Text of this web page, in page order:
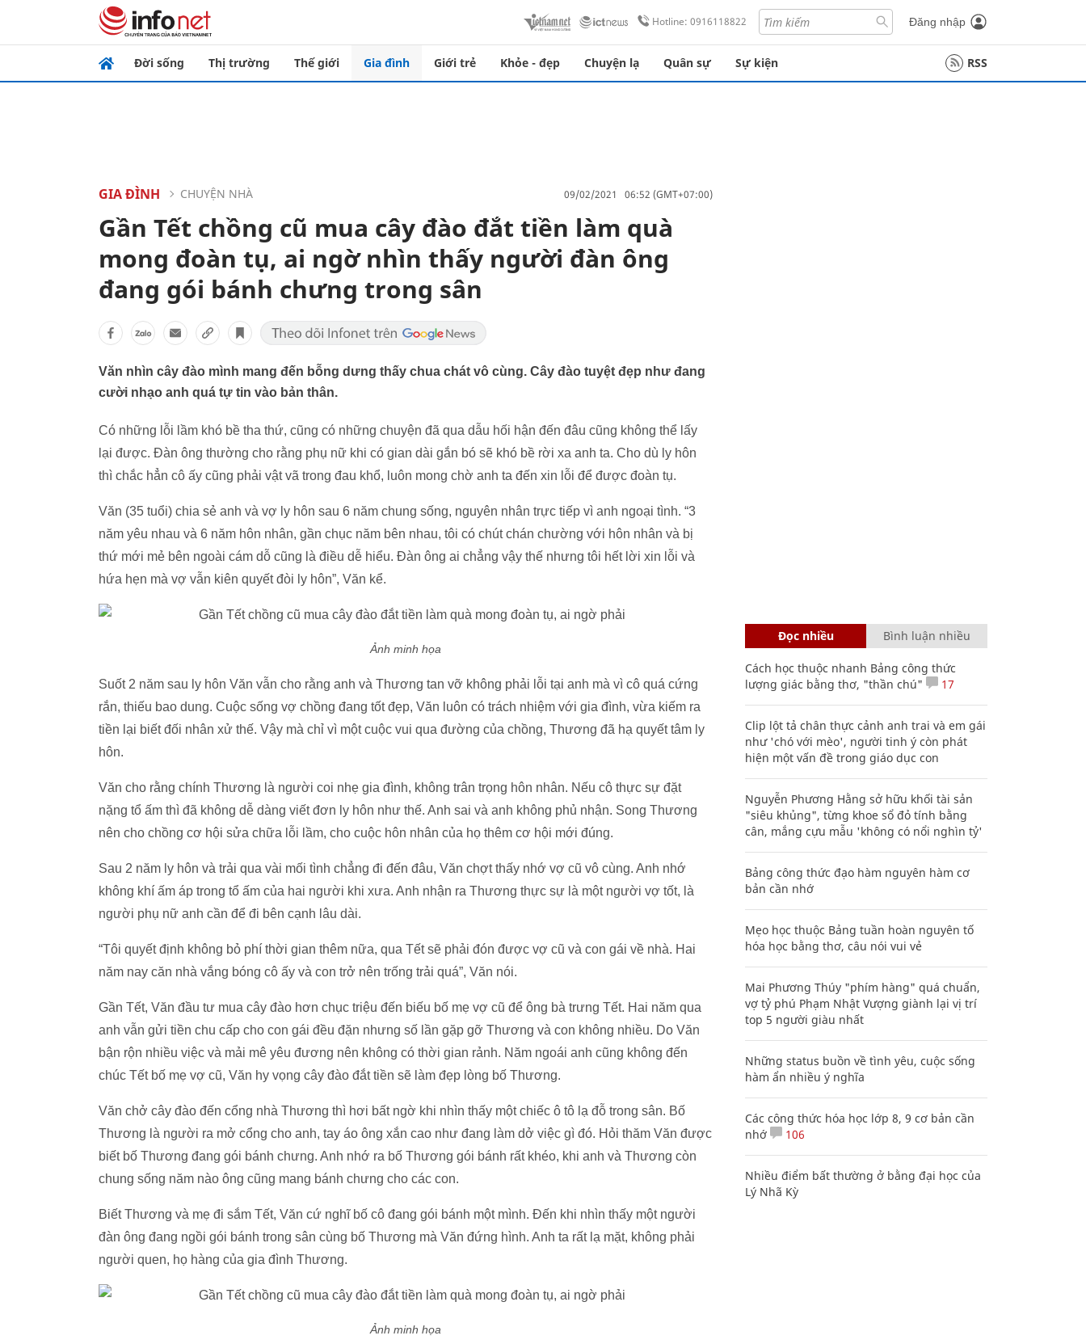
Hotline: 0916118822 Đăng nhập
Đời sống Thị trường Thế giới Gia đình Giới trẻ Khỏe - đẹp Chuyện lạ Quân sự Sự kiện RSS
GIA ĐÌNH CHUYỆN NHÀ 09/02/2021 06:52 (GMT+07:00)
Gần Tết chồng cũ mua cây đào đắt tiền làm quà
mong đoàn tụ, ai ngờ nhìn thấy người đàn ông
đang gói bánh chưng trong sân
Văn nhìn cây đào mình mang đến bỗng dưng thấy chua chát vô cùng. Cây đào tuyệt đẹp như đang
cười nhạo anh quá tự tin vào bản thân.
Có những lỗi lầm khó bề tha thứ, cũng có những chuyện đã qua dẫu hối hận đến đâu cũng không thể lấy
lại được. Đàn ông thường cho rằng phụ nữ khi có gian dài gắn bó sẽ khó bề rời xa anh ta. Cho dù ly hôn
thì chắc hẳn cô ấy cũng phải vật vã trong đau khổ, luôn mong chờ anh ta đến xin lỗi để được đoàn tụ.
Văn (35 tuổi) chia sẻ anh và vợ ly hôn sau 6 năm chung sống, nguyên nhân trực tiếp vì anh ngoại tình. “3
năm yêu nhau và 6 năm hôn nhân, gần chục năm bên nhau, tôi có chút chán chường với hôn nhân và bị
thứ mới mẻ bên ngoài cám dỗ cũng là điều dễ hiểu. Đàn ông ai chẳng vậy thế nhưng tôi hết lời xin lỗi và
hứa hẹn mà vợ vẫn kiên quyết đòi ly hôn”, Văn kể.
Ảnh minh họa
Suốt 2 năm sau ly hôn Văn vẫn cho rằng anh và Thương tan vỡ không phải lỗi tại anh mà vì cô quá cứng
rắn, thiếu bao dung. Cuộc sống vợ chồng đang tốt đẹp, Văn luôn có trách nhiệm với gia đình, vừa kiếm ra
tiền lại biết đối nhân xử thế. Vậy mà chỉ vì một cuộc vui qua đường của chồng, Thương đã hạ quyết tâm ly
hôn.
Văn cho rằng chính Thương là người coi nhẹ gia đình, không trân trọng hôn nhân. Nếu cô thực sự đặt
nặng tổ ấm thì đã không dễ dàng viết đơn ly hôn như thế. Anh sai và anh không phủ nhận. Song Thương
nên cho chồng cơ hội sửa chữa lỗi lầm, cho cuộc hôn nhân của họ thêm cơ hội mới đúng.
Sau 2 năm ly hôn và trải qua vài mối tình chẳng đi đến đâu, Văn chợt thấy nhớ vợ cũ vô cùng. Anh nhớ
không khí ấm áp trong tổ ấm của hai người khi xưa. Anh nhận ra Thương thực sự là một người vợ tốt, là
người phụ nữ anh cần để đi bên cạnh lâu dài.
“Tôi quyết định không bỏ phí thời gian thêm nữa, qua Tết sẽ phải đón được vợ cũ và con gái về nhà. Hai
năm nay căn nhà vắng bóng cô ấy và con trở nên trống trải quá”, Văn nói.
Gần Tết, Văn đầu tư mua cây đào hơn chục triệu đến biếu bố mẹ vợ cũ để ông bà trưng Tết. Hai năm qua
anh vẫn gửi tiền chu cấp cho con gái đều đặn nhưng số lần gặp gỡ Thương và con không nhiều. Do Văn
bận rộn nhiều việc và mải mê yêu đương nên không có thời gian rảnh. Năm ngoái anh cũng không đến
chúc Tết bố mẹ vợ cũ, Văn hy vọng cây đào đắt tiền sẽ làm đẹp lòng bố Thương.
Văn chở cây đào đến cổng nhà Thương thì hơi bất ngờ khi nhìn thấy một chiếc ô tô lạ đỗ trong sân. Bố
Thương là người ra mở cổng cho anh, tay áo ông xắn cao như đang làm dở việc gì đó. Hỏi thăm Văn được
biết bố Thương đang gói bánh chưng. Anh nhớ ra bố Thương gói bánh rất khéo, khi anh và Thương còn
chung sống năm nào ông cũng mang bánh chưng cho các con.
Biết Thương và mẹ đi sắm Tết, Văn cứ nghĩ bố cô đang gói bánh một mình. Đến khi nhìn thấy một người
đàn ông đang ngồi gói bánh trong sân cùng bố Thương mà Văn đứng hình. Anh ta rất lạ mặt, không phải
người quen, họ hàng của gia đình Thương.
Ảnh minh họa
Đọc nhiều Bình luận nhiều
Cách học thuộc nhanh Bảng công thức
lượng giác bằng thơ, "thần chú"
17
Clip lột tả chân thực cảnh anh trai và em gái
như 'chó với mèo', người tinh ý còn phát
hiện một vấn đề trong giáo dục con
Nguyễn Phương Hằng sở hữu khối tài sản
"siêu khủng", từng khoe sổ đỏ tính bằng
cân, mắng cựu mẫu 'không có nổi nghìn tỷ'
Bảng công thức đạo hàm nguyên hàm cơ
bản cần nhớ
Mẹo học thuộc Bảng tuần hoàn nguyên tố
hóa học bằng thơ, câu nói vui vẻ
Mai Phương Thúy "phím hàng" quá chuẩn,
vợ tỷ phú Phạm Nhật Vượng giành lại vị trí
top 5 người giàu nhất
Những status buồn về tình yêu, cuộc sống
hàm ẩn nhiều ý nghĩa
Các công thức hóa học lớp 8, 9 cơ bản cần
nhớ
106
Nhiều điểm bất thường ở bằng đại học của
Lý Nhã Kỳ